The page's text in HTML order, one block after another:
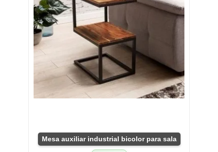
Mesa auxiliar industrial bicolor para sala